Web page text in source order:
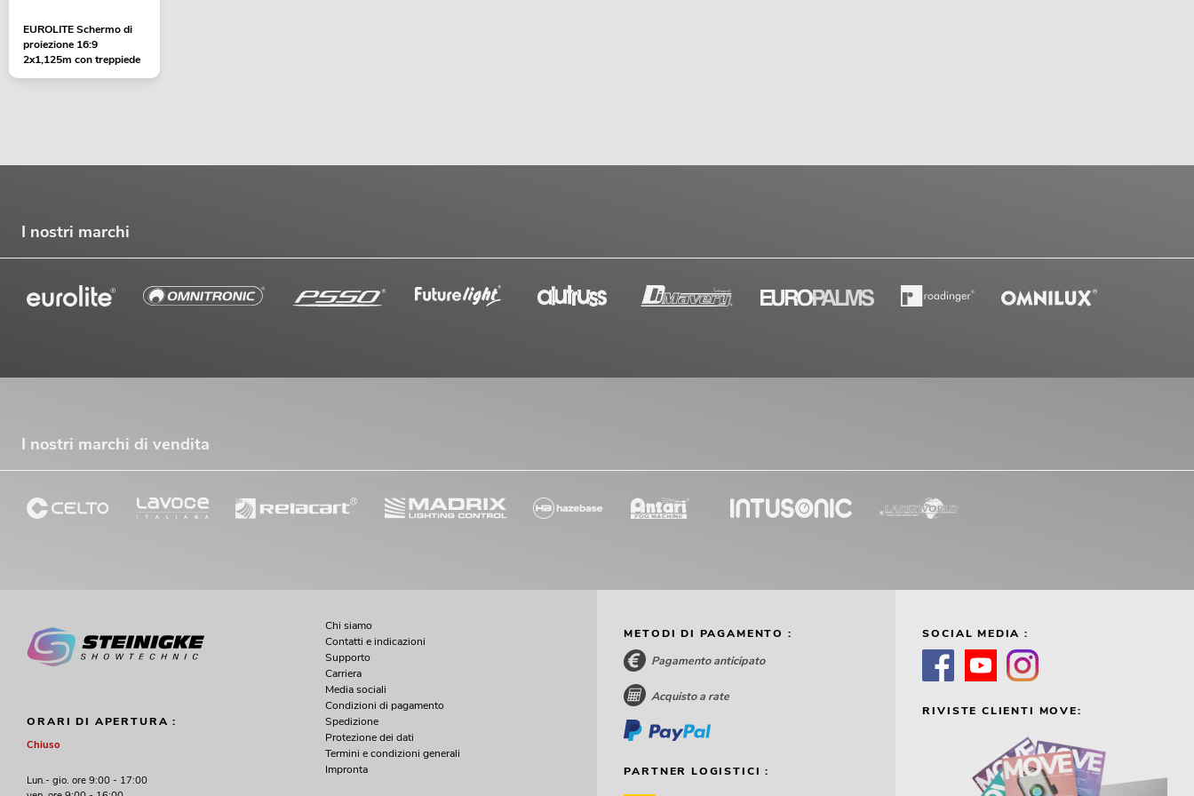
EUROLITE Schermo di
proiezione 16:9
2x1,125m con treppiede
I nostri marchi
I nostri marchi di vendita
ORARI DI APERTURA :
Chiuso
Lun.- gio. ore 9:00 - 17:00
Chi siamo
Contatti e indicazioni
Supporto
Carriera
Media sociali
Condizioni di pagamento
Spedizione
Protezione dei dati
Termini e condizioni generali
Impronta
METODI DI PAGAMENTO :
Pagamento anticipato
Acquisto a rate
PARTNER LOGISTICI :
SOCIAL MEDIA :
RIVISTE CLIENTI MOVE: